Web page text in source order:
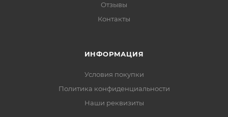
Отзывы
Контакты
ИНФОРМАЦИЯ
Условия покупки
Политика конфиденциальности
Наши реквизиты